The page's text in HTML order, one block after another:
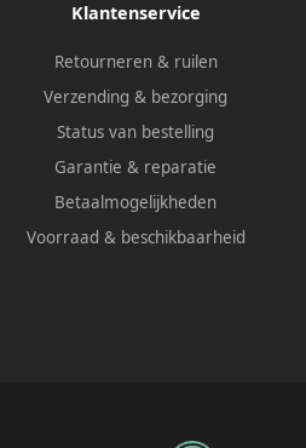
Klantenservice
Retourneren & ruilen
Verzending & bezorging
Status van bestelling
Garantie & reparatie
Betaalmogelijkheden
Voorraad & beschikbaarheid